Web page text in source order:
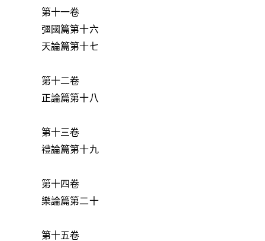
第十一卷
彊國篇第十六
天論篇第十七
第十二卷
正論篇第十八
第十三卷
禮論篇第十九
第十四卷
樂論篇第二十
第十五卷